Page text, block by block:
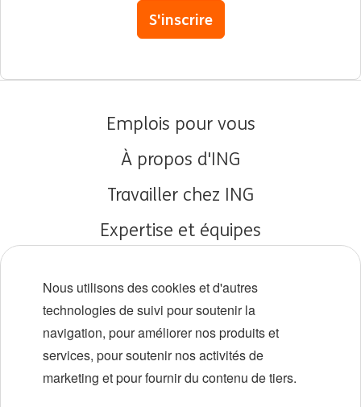
S'inscrire
Emplois pour vous
À propos d'ING
Travailler chez ING
Expertise et équipes
Diversité et inclusion
Localisations
Événements
Nous utilisons des cookies et d'autres
technologies de suivi pour soutenir la
navigation, pour améliorer nos produits et
services, pour soutenir nos activités de
marketing et pour fournir du contenu de tiers.